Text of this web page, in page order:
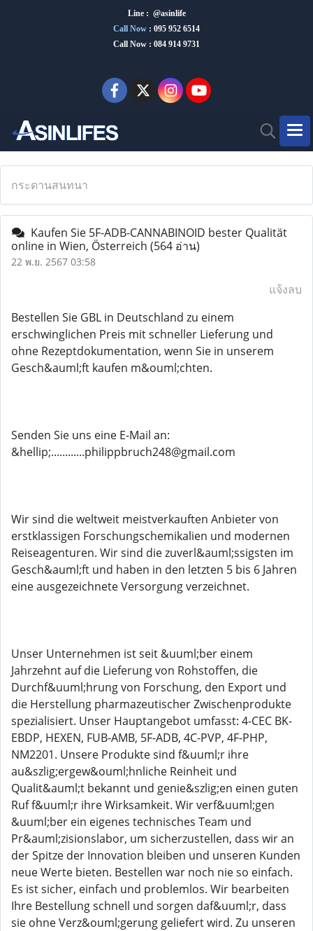
Line : @asinlife
Call Now : 095 952 6514
Call Now : 084 914 9731
กระดานสนทนา
Kaufen Sie 5F-ADB-CANNABINOID bester Qualität
online in Wien, Österreich (564 อ่าน)
22 พ.ย. 2567 03:58
แจ้งลบ
Bestellen Sie GBL in Deutschland zu einem
erschwinglichen Preis mit schneller Lieferung und
ohne Rezeptdokumentation, wenn Sie in unserem
Gesch&auml;ft kaufen m&ouml;chten.
Senden Sie uns eine E-Mail an:
&hellip;............philippbruch248@gmail.com
Wir sind die weltweit meistverkauften Anbieter von
erstklassigen Forschungschemikalien und modernen
Reiseagenturen. Wir sind die zuverl&auml;ssigsten im
Gesch&auml;ft und haben in den letzten 5 bis 6 Jahren
eine ausgezeichnete Versorgung verzeichnet.
Unser Unternehmen ist seit &uuml;ber einem
Jahrzehnt auf die Lieferung von Rohstoffen, die
Durchf&uuml;hrung von Forschung, den Export und
die Herstellung pharmazeutischer Zwischenprodukte
spezialisiert. Unser Hauptangebot umfasst: 4-CEC BK-
EBDP, HEXEN, FUB-AMB, 5F-ADB, 4C-PVP, 4F-PHP,
NM2201. Unsere Produkte sind f&uuml;r ihre
au&szlig;ergew&ouml;hnliche Reinheit und
Qualit&auml;t bekannt und genie&szlig;en einen guten
Ruf f&uuml;r ihre Wirksamkeit. Wir verf&uuml;gen
&uuml;ber ein eigenes technisches Team und
Pr&auml;zisionslabor, um sicherzustellen, dass wir an
der Spitze der Innovation bleiben und unseren Kunden
neue Werte bieten. Bestellen war noch nie so einfach.
Es ist sicher, einfach und problemlos. Wir bearbeiten
Ihre Bestellung schnell und sorgen daf&uuml;r, dass
sie ohne Verz&ouml;gerung geliefert wird. Zu unseren